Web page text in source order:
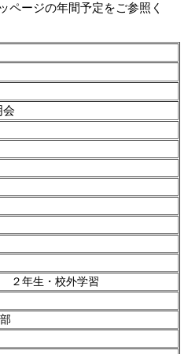
ページの年間予定をご参照く
会
２年生・校外学習